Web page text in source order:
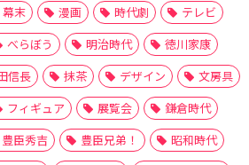
幕末
漫画 時代劇
テレビ
べらぼう
明治時代
徳川家康
信長
抹茶 デザイン
文房具
フィギュア
展覧会
鎌倉時代
豊臣秀吉
豊臣兄弟！
昭和時代